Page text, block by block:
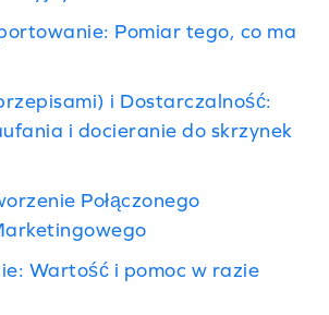
Pomiar tego, co ma
i Dostarczalność:
i docieranie do skrzynek
Połączonego
Wartość i pomoc w razie